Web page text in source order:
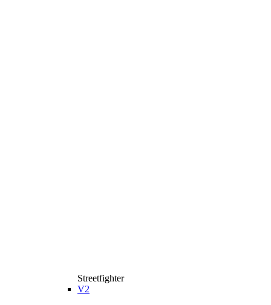
Streetfighter
V2